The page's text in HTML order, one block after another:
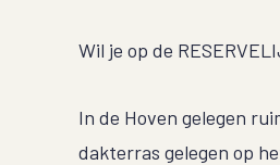
Wil je op de
In de Hoven gelegen
dakterras gelegen op